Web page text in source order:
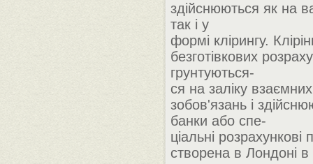
здійснюються як на
так і у
формі клірингу.
безготівкових
грунтуються-
ся на заліку
зобов'язань і
банки або спе-
ціальні
створена в Лондоні